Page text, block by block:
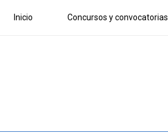
Inicio Concursos y convocatorias